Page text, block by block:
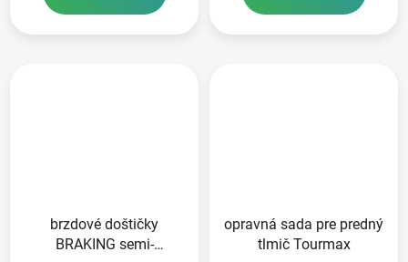
brzdové doštičky
BRAKING semi-
opravná sada pre predný
tlmič Tourmax